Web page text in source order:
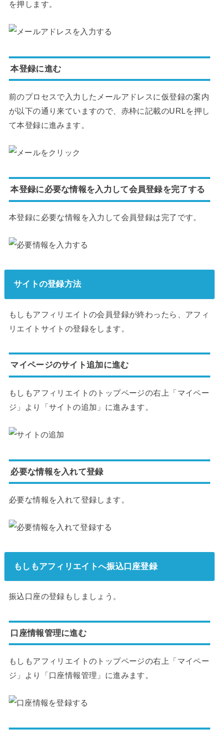
を押します。
本登録に進む
前のプロセスで入力したメールアドレスに仮登録の案内
が以下の通り来ていますので、赤枠に記載のURLを押し
て本登録に進みます。
本登録に必要な情報を入力して会員登録を完了する
本登録に必要な情報を入力して会員登録は完了です。
サイトの登録方法
もしもアフィリエイトの会員登録が終わったら、アフィ
リエイトサイトの登録をします。
マイページのサイト追加に進む
もしもアフィリエイトのトップページの右上「マイペー
ジ」より「サイトの追加」に進みます。
必要な情報を入れて登録
必要な情報を入れて登録します。
もしもアフィリエイトへ振込口座登録
振込口座の登録もしましょう。
口座情報管理に進む
もしもアフィリエイトのトップページの右上「マイペー
ジ」より「口座情報管理」に進みます。